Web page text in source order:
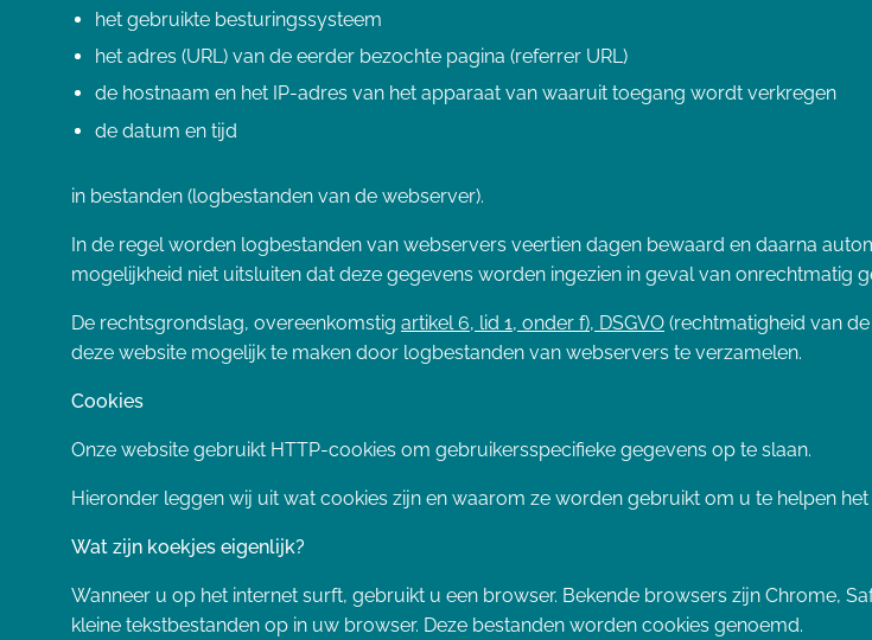
het gebruikte besturingssysteem
het adres (URL) van de eerder bezochte pagina (referrer URL)
de hostnaam en het IP-adres van het apparaat van waaruit toegang wordt verkregen
de datum en tijd
in bestanden (logbestanden van de webserver).
In de regel worden logbestanden van webservers veertien dagen bewaard en daarna
mogelijkheid niet uitsluiten dat deze gegevens worden ingezien in geval van onrechtmatig
De rechtsgrondslag, overeenkomstig artikel 6, lid 1, onder f), DSGVO (rechtmatigheid van
deze website mogelijk te maken door logbestanden van webservers te verzamelen.
Cookies
Onze website gebruikt HTTP-cookies om gebruikersspecifieke gegevens op te slaan.
Hieronder leggen wij uit wat cookies zijn en waarom ze worden gebruikt om u te helpen
Wat zijn koekjes eigenlijk?
Wanneer u op het internet surft, gebruikt u een browser. Bekende browsers zijn Chrome,
kleine tekstbestanden op in uw browser. Deze bestanden worden cookies genoemd.